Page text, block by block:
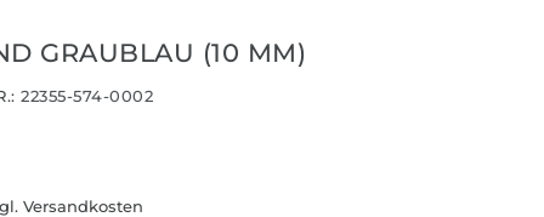
GRAUBLAU (10 MM)
22355-574-0002
Versandkosten